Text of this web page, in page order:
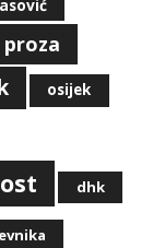
proza
osijek
dhk